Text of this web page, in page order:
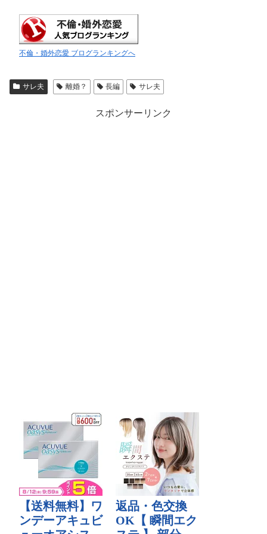
不倫・婚外恋愛 ブログランキングへ
サレ夫 離婚？ 長編 サレ夫
スポンサーリンク